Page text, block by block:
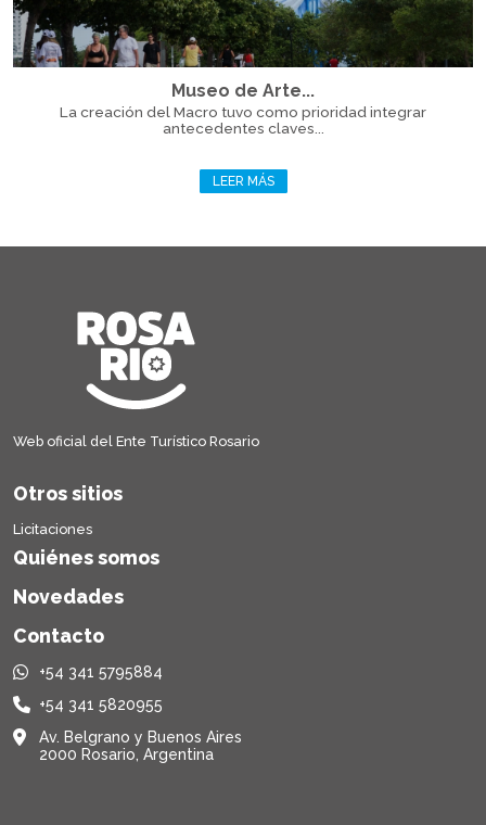
Museo de Arte...
La creación del Macro tuvo como prioridad integrar
antecedentes claves...
LEER MÁS
Web oficial del Ente Turístico Rosario
Otros sitios
Licitaciones
Quiénes somos
Novedades
Contacto
+54 341 5795884
+54 341 5820955
Av. Belgrano y Buenos Aires
2000 Rosario, Argentina